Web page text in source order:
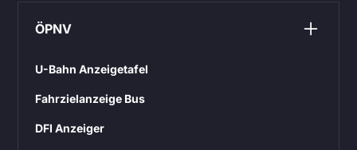
ÖPNV
U-Bahn Anzeigetafel
Fahrzielanzeige Bus
DFI Anzeiger